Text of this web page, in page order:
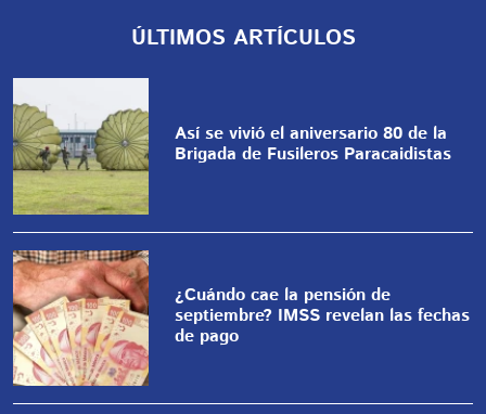
ÚLTIMOS ARTÍCULOS
Así se vivió el aniversario 80 de la
Brigada de Fusileros Paracaidistas
¿Cuándo cae la pensión de
septiembre? IMSS revelan las fechas
de pago